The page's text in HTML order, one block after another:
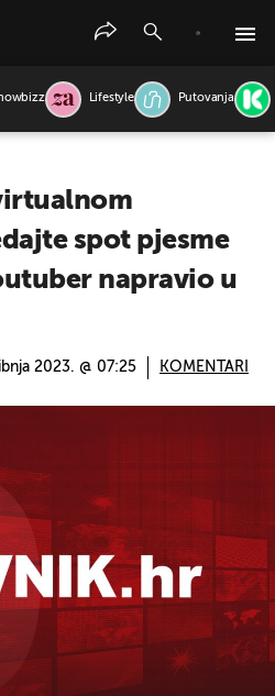
Lifestyle Putovanja
spot pjesme
napravio u
2023. @ 07:25 KOMENTARI